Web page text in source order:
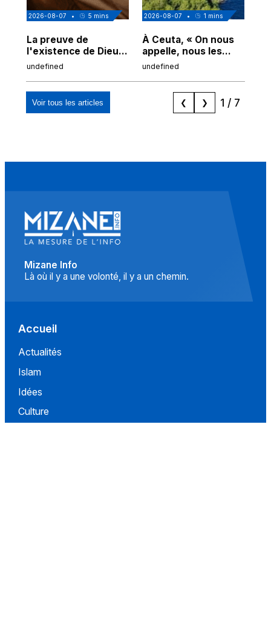
2026-08-07 • 5 mins
La preuve de
l'existence de Dieu
chez Ibn Sina
undefined
2026-08-07 • 1 mins
À Ceuta, « On nous
appelle, nous les
Espagnols d'origine
"musulmans"»
undefined
Voir tous les articles ❮ ❯ 1 / 7
Mizane Info
Là où il y a une volonté, il y a un chemin.
Accueil
Actualités
Islam
Idées
Culture